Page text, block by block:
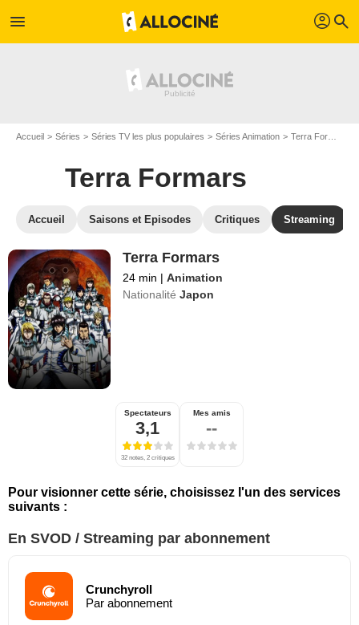
menu profil search
Accueil Séries Séries TV les plus populaires Séries Animation Terra Formars
Terra Formars
Accueil Saisons et Episodes Critiques Streaming
Terra Formars
24 min | Animation
Nationalité Japon
Spectateurs
3,1
32 notes, 2 critiques
Mes amis
--
Pour visionner cette série, choisissez l'un des services
suivants :
En SVOD / Streaming par abonnement
Crunchyroll
Par abonnement